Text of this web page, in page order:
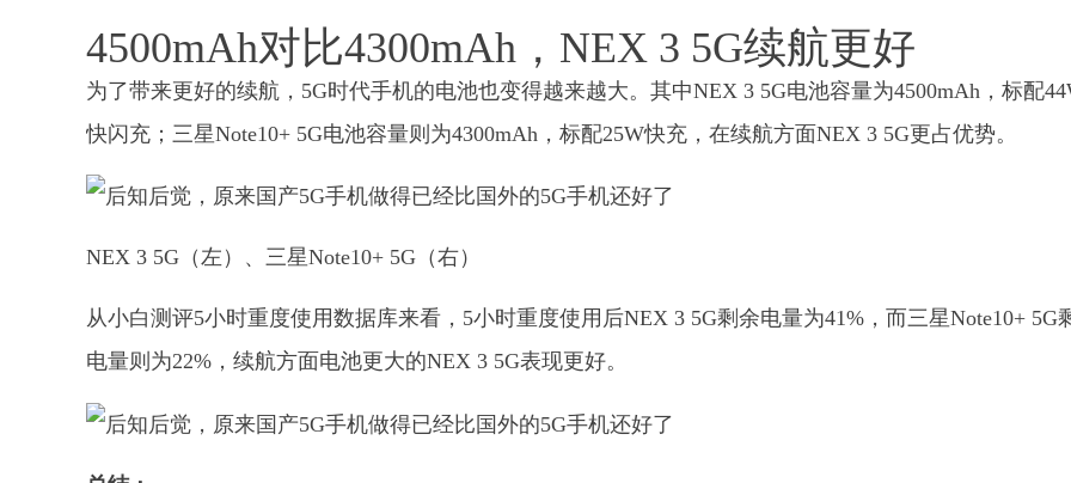
4500mAh对比4300mAh，NEX 3 5G续航更好
为了带来更好的续航，5G时代手机的电池也变得越来越大。其中NEX 3 5G电池容量为4500mAh，标配
快闪充；三星Note10+ 5G电池容量则为4300mAh，标配25W快充，在续航方面NEX 3 5G更占优势。
NEX 3 5G（左）、三星Note10+ 5G（右）
从小白测评5小时重度使用数据库来看，5小时重度使用后NEX 3 5G剩余电量为41%，而三星Note10+ 5G
电量则为22%，续航方面电池更大的NEX 3 5G表现更好。